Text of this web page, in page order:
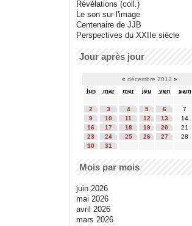
Révélations (coll.)
Le son sur l'image
Centenaire de JJB
Perspectives du XXIIe siècle
Jour après jour
« décembre 2013 »
lun
mar mer jeu ven sam
2
3 4 5 6 7
9
10 11 12 13 14
16
17 18 19 20 21
23
24 25 26 27 28
30
31
Mois par mois
juin 2026
mai 2026
avril 2026
mars 2026